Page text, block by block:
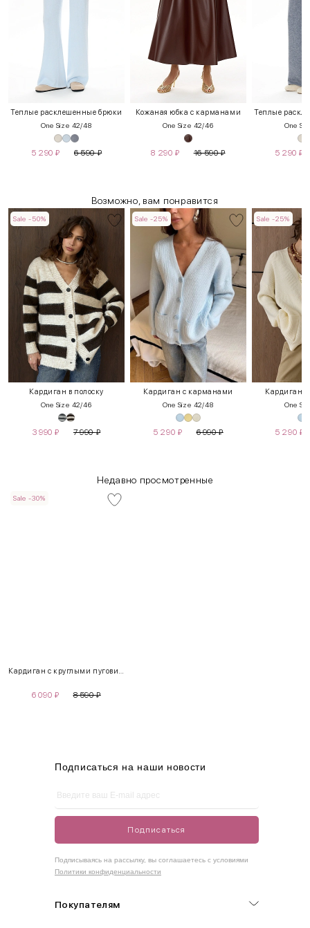
Теплые расклешенные брюки
One Size 42/48
5 290 ₽ 6 590₽
Кожаная юбка с карманами
One Size 42/46
8 290 ₽ 16 590₽
Теплые
One
5 290 ₽
Возможно, вам понравится
Sale -50%
Кардиган в полоску
One Size 42/46
3 990 ₽ 7 990₽
Sale -25%
Кардиган с карманами
One Size 42/48
5 290 ₽ 6 990₽
Sale -25%
Кардиган
One
5 290 ₽
Недавно просмотренные
Sale -30%
Кардиган с круглыми пуговицами
6 090 ₽ 8 590₽
S 42-44
42-50
Как правильно себя обмерить
Измеряется по самым выступающим точкам.
Покупателям
Подписаться на наши новости
Подписаться
Подписываясь на рассылку, вы соглашаетесь с условиями
Политики конфиденциальности